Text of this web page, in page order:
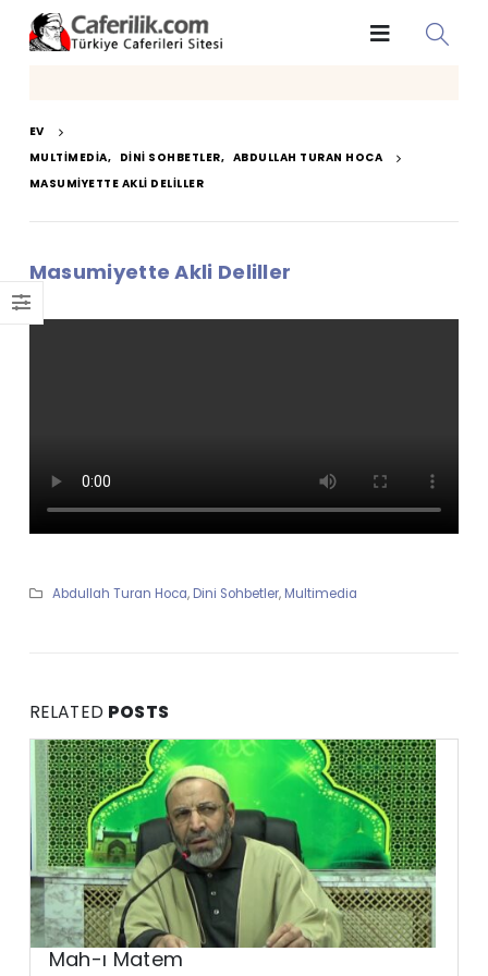
EV
MULTIMEDIA, DINI SOHBETLER, ABDULLAH TURAN HOCA
MASUMIYETTE AKLI DELILLER
Masumiyette Akli Deliller
Abdullah Turan Hoca, Dini Sohbetler, Multimedia
RELATED POSTS
Mah-ı Matem